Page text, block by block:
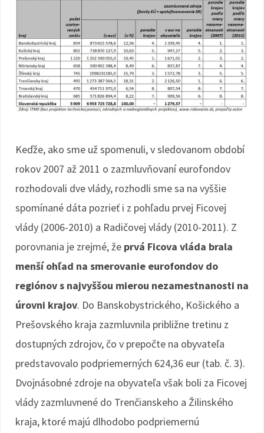
Keďže, ako sme už spomenuli, v sledovanom období
rokov 2007 až 2011 o zazmluvňovaní eurofondov
rozhodovali dve vlády, rozhodli sme sa na vyššie
spomínané dáta pozrieť i z pohľadu prvej Ficovej
vlády (2006-2010) a Radičovej vlády (2010-2011). Z
porovnania je zrejmé, že prvá Ficova vláda brala
menší ohľad na smerovanie eurofondov do
regiónov s najvyššou mierou nezamestnanosti na
úrovni krajov. Do Banskobystrického, Košického a
Prešovského kraja zazmluvnila približne tretinu z
dostupných zdrojov, čo v prepočte na obyvateľa
predstavovalo podpriemerných 624,36 eur (tab. č. 3).
Dvojnásobné zdroje na obyvateľa však boli za Ficovej
vlády zazmluvnené do Trenčianskeho a Žilinského
kraja, ktoré majú dlhodobo podpriemernú